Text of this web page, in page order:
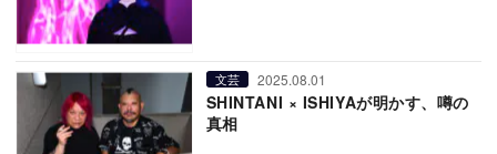
文芸 2025.08.01
SHINTANI × ISHIYAが明かす、噂の
真相